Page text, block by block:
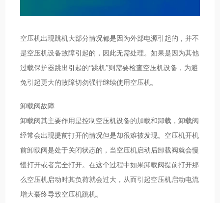
空压机出现跳机大部分情况都是因为外部电源引起的，并不
是空压机设备故障引起的，因此无需处理。如果是因为其他
过载保护器跳出引起的“跳机”则需要检查空压机设备，为避
免引起更大的故障切勿强行继续使用空压机。
卸载阀故障
卸载阀其主要作用是控制空压机设备的加载和卸载，卸载阀
经常会出现提前打开的情况但是却很难被发现。空压机开机
前卸载阀是处于关闭状态的，当空压机启动后卸载阀就会慢
慢打开或者完全打开。在这个过程中如果卸载阀提前打开那
么空压机启动时其负荷就会过大，从而引起空压机启动电流
增大蕞终导致空压机跳机。